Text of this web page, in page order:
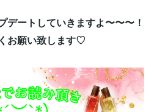
デートしていきますよ〜〜〜！
お願い致します♡